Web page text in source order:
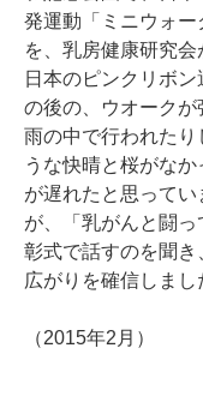
発運動「ミニウォー
を、乳房健康研究会
日本のピンクリボ
の後の、ウオーク
雨の中で行われたり
うな快晴と桜がな
が遅れたと思って
が、「乳がんと闘
彰式で話すのを聞
広がりを確信しまし
（2015年2月）